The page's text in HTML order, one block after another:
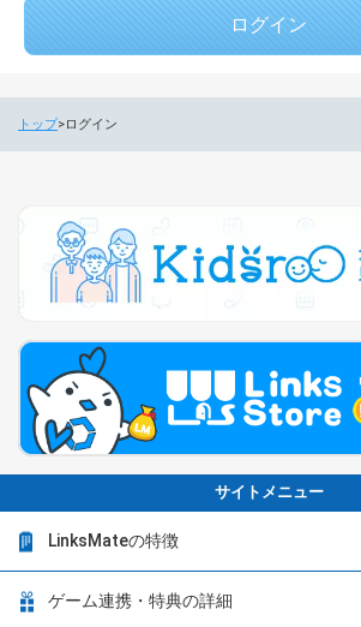
ログイン
トップ ログイン
サイトメニュー
LinksMateの特徴
LinksMateの特徴
ゲーム連携・特典の詳細